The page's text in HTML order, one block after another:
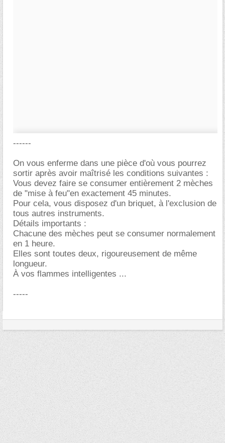
------
On vous enferme dans une pièce d'où vous pourrez
sortir après avoir maîtrisé les conditions suivantes :
Vous devez faire se consumer entièrement 2 mèches
de "mise à feu"en exactement 45 minutes.
Pour cela, vous disposez d'un briquet, à l'exclusion de
tous autres instruments.
Détails importants :
Chacune des mèches peut se consumer normalement
en 1 heure.
Elles sont toutes deux, rigoureusement de même
longueur.
À vos flammes intelligentes ...
-----